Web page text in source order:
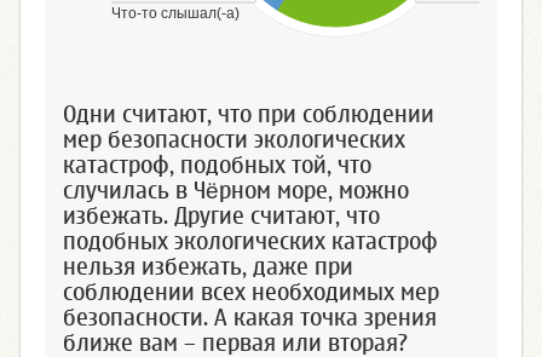
Что-то слышал(-а)
Одни считают, что при соблюдении
мер безопасности экологических
катастроф, подобных той, что
случилась в Чёрном море, можно
избежать. Другие считают, что
подобных экологических катастроф
нельзя избежать, даже при
соблюдении всех необходимых мер
безопасности. А какая точка зрения
ближе вам – первая или вторая?